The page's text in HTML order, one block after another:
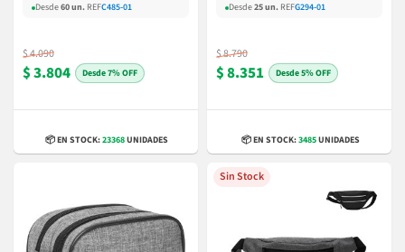
Desde60 un. REFC485-01
$ 4.090
$ 3.804 7% OFF
📦 EN STOCK:23368UNIDADES
Desde25 un. REFG294-01
$ 8.790
$ 8.351 5% OFF
📦 EN STOCK:3485UNIDADES
Sin Stock